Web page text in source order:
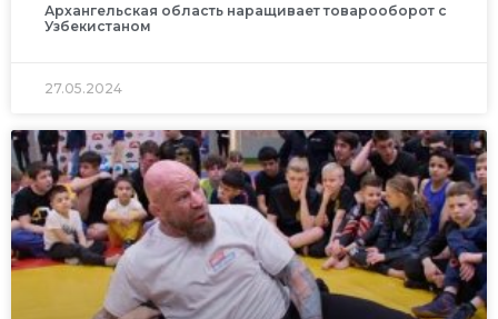
Архангельская область наращивает товарооборот с
Узбекистаном
27.05.2024